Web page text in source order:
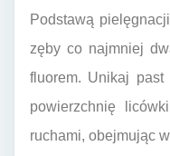
Podstawą
zęby co najmniej
fluorem. Unikaj past
powierzchnię
ruchami, obejmując